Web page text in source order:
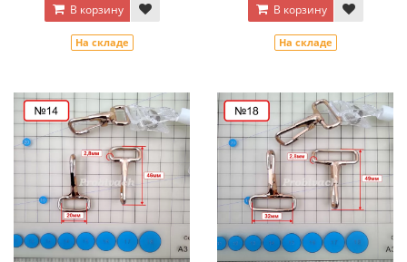
В корзину
На складе
В корзину
На складе